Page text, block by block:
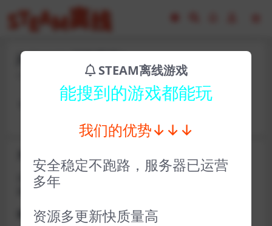
jhf30993-胡闹厨房2
21
卡号： kjctg480 密码：alch89970FT
关于D加密类游戏通知
近期发现同行倒卖严重，大量会员D加密游戏无法激活问
题，现开通令牌
获取方式找企鹅群里的技术客服获取即可
STEAM离线游戏
能搜到的游戏都能玩
我们的优势↓↓↓
安全稳定不跑路，服务器已运营
多年
资源多更新快质量高